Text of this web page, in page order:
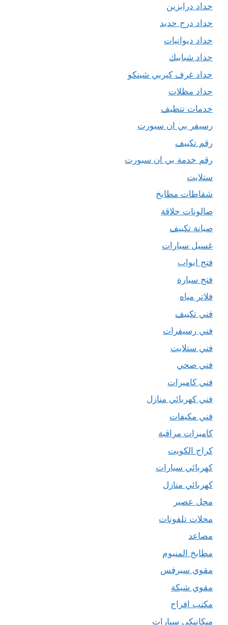
حداد درابزين
حداد درج حديد
حداد ديوانيات
حداد شبابيك
حداد غرف كيربي شينكو
حداد مظلات
خدمات تنظيف
رسيفر بي ان سبورت
رقم تكييف
رقم خدمة بي ان سبورت
ستلايت
شفاطات مطابخ
صالونات حلاقة
صيانة تكييف
غسيل سيارات
فتح ابواب
فتح سيارة
فلاتر مياه
فني تكييف
فني رسيفرات
فني ستلايت
فني صحي
فني كاميرات
فني كهربائي منازل
فني مكيفات
كاميرات مراقبة
كراج الكويت
كهربائي سيارات
كهربائي منازل
محل عصير
محلات تلفونات
مصاعد
مطابخ المنيوم
مقوي سيرفس
مقوي شبكة
مكتب افراح
ميكانيكي سيارات